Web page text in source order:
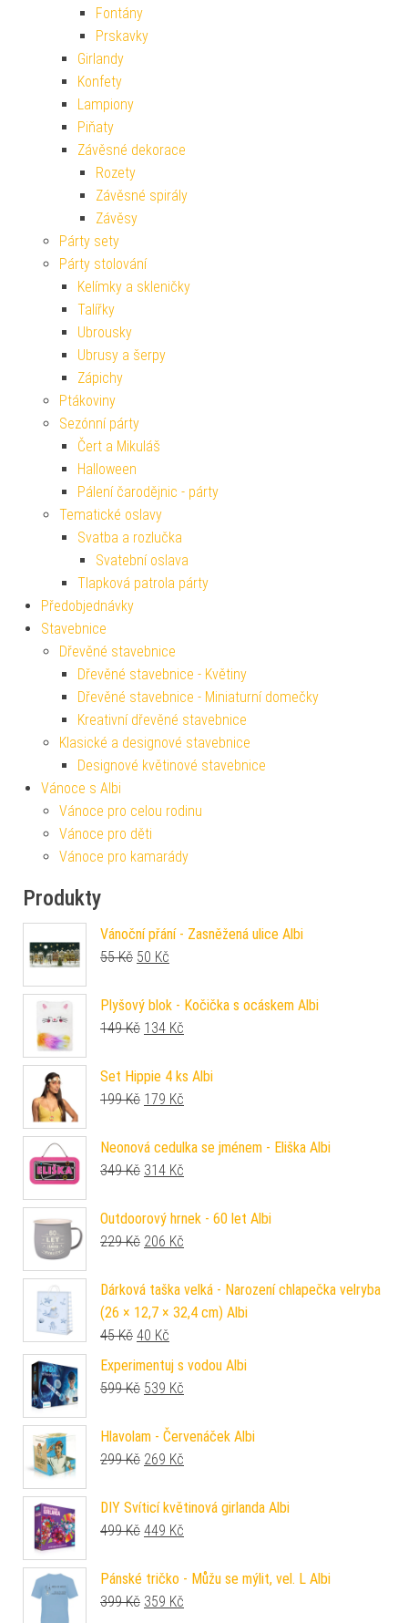
Fontány
Prskavky
Girlandy
Konfety
Lampiony
Piňaty
Závěsné dekorace
Rozety
Závěsné spirály
Závěsy
Párty sety
Párty stolování
Kelímky a skleničky
Talířky
Ubrousky
Ubrusy a šerpy
Zápichy
Ptákoviny
Sezónní párty
Čert a Mikuláš
Halloween
Pálení čarodějnic - párty
Tematické oslavy
Svatba a rozlučka
Svatební oslava
Tlapková patrola párty
Předobjednávky
Stavebnice
Dřevěné stavebnice
Dřevěné stavebnice - Květiny
Dřevěné stavebnice - Miniaturní domečky
Kreativní dřevěné stavebnice
Klasické a designové stavebnice
Designové květinové stavebnice
Vánoce s Albi
Vánoce pro celou rodinu
Vánoce pro děti
Vánoce pro kamarády
Produkty
Vánoční přání - Zasněžená ulice Albi
55Kč Původní cena byla: 55 Kč.
50 Kč
Plyšový blok - Kočička s ocáskem Albi
149Kč Původní cena byla: 149 Kč.
134 Kč
Set Hippie 4 ks Albi
199Kč Původní cena byla: 199 Kč.
179 Kč
Neonová cedulka se jménem - Eliška Albi
349Kč Původní cena byla: 349 Kč.
314 Kč
Outdoorový hrnek - 60 let Albi
229Kč Původní cena byla: 229 Kč.
206 Kč
Dárková taška velká - Narození chlapečka velryba
(26 × 12,7 × 32,4 cm) Albi
45Kč Původní cena byla: 45 Kč.
40 Kč
Experimentuj s vodou Albi
599Kč Původní cena byla: 599 Kč.
539 Kč
Hlavolam - Červenáček Albi
299Kč Původní cena byla: 299 Kč.
269 Kč
DIY Svíticí květinová girlanda Albi
499Kč Původní cena byla: 499 Kč.
449 Kč
Pánské tričko - Můžu se mýlit, vel. L Albi
399Kč Původní cena byla: 399 Kč.
359 Kč